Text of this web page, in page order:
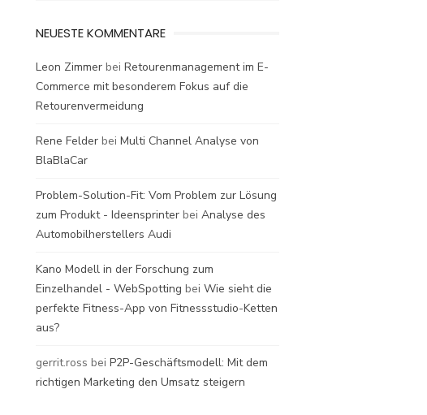
NEUESTE KOMMENTARE
Leon Zimmer bei Retourenmanagement im E-
Commerce mit besonderem Fokus auf die
Retourenvermeidung
Rene Felder bei Multi Channel Analyse von
BlaBlaCar
Problem-Solution-Fit: Vom Problem zur Lösung
zum Produkt - Ideensprinter bei Analyse des
Automobilherstellers Audi
Kano Modell in der Forschung zum
Einzelhandel - WebSpotting bei Wie sieht die
perfekte Fitness-App von Fitnessstudio-Ketten
aus?
gerrit.ross bei P2P-Geschäftsmodell: Mit dem
richtigen Marketing den Umsatz steigern